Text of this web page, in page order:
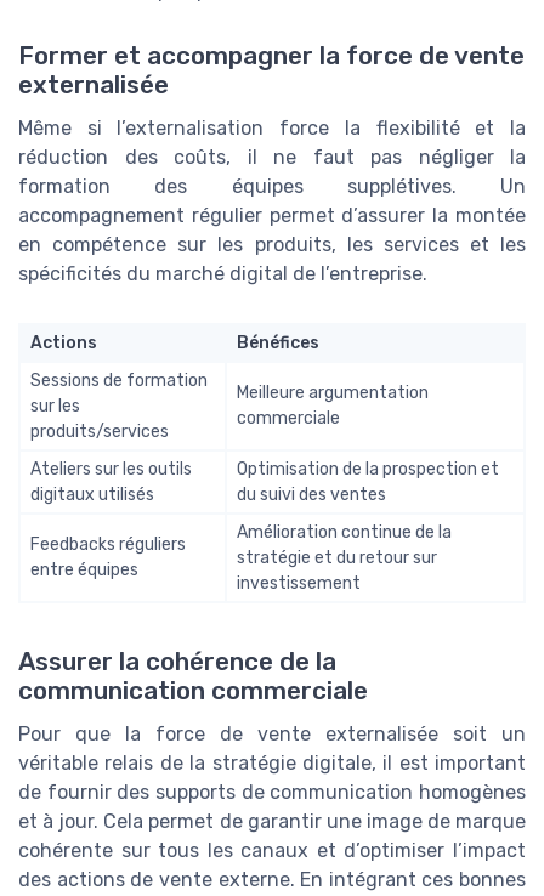
Former et accompagner la force de vente
externalisée
Même si l’externalisation force la flexibilité et la
réduction des coûts, il ne faut pas négliger la
formation des équipes supplétives. Un
accompagnement régulier permet d’assurer la montée
en compétence sur les produits, les services et les
spécificités du marché digital de l’entreprise.
Actions
Bénéfices
Sessions de formation
sur les
produits/services
Meilleure argumentation
commerciale
Ateliers sur les outils
digitaux utilisés
Optimisation de la prospection et
du suivi des ventes
Feedbacks réguliers
entre équipes
Amélioration continue de la
stratégie et du retour sur
investissement
Assurer la cohérence de la
communication commerciale
Pour que la force de vente externalisée soit un
véritable relais de la stratégie digitale, il est important
de fournir des supports de communication homogènes
et à jour. Cela permet de garantir une image de marque
cohérente sur tous les canaux et d’optimiser l’impact
des actions de vente externe. En intégrant ces bonnes